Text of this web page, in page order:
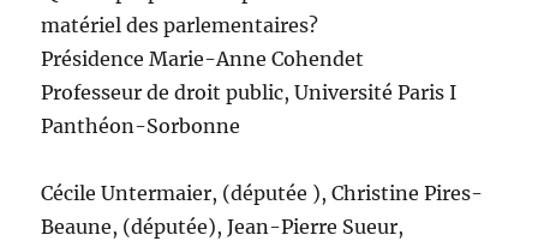
matériel des parlementaires?
Présidence Marie-Anne Cohendet
Professeur de droit public, Université Paris I
Panthéon-Sorbonne
Cécile Untermaier, (députée ), Christine Pires-
Beaune, (députée), Jean-Pierre Sueur,